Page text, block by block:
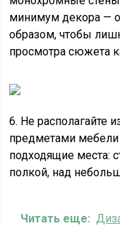
минимум декора —
образом, чтобы
просмотра сюжета
6. Не располагайте
предметами мебели
подходящие места:
полкой, над
Читать еще: